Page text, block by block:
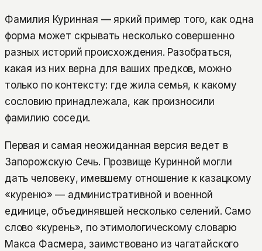
Фамилия Куринная — яркий пример того, как одна
форма может скрывать несколько совершенно
разных историй происхождения. Разобраться,
какая из них верна для ваших предков, можно
только по контексту: где жила семья, к какому
сословию принадлежала, как произносили
фамилию соседи.
Первая и самая неожиданная версия ведет в
Запорожскую Сечь. Прозвище Куринной могли
дать человеку, имевшему отношение к казацкому
«куреню» — административной и военной
единице, объединявшей несколько селений. Само
слово «курень», по этимологическому словарю
Макса Фасмера, заимствовано из чагатайского